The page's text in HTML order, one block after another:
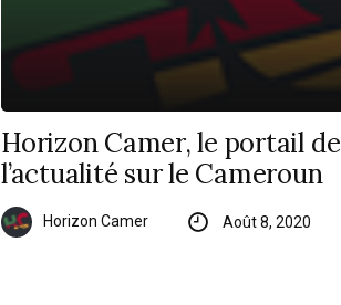
Horizon Camer, le portail de
l’actualité sur le Cameroun
Horizon Camer Août 8, 2020